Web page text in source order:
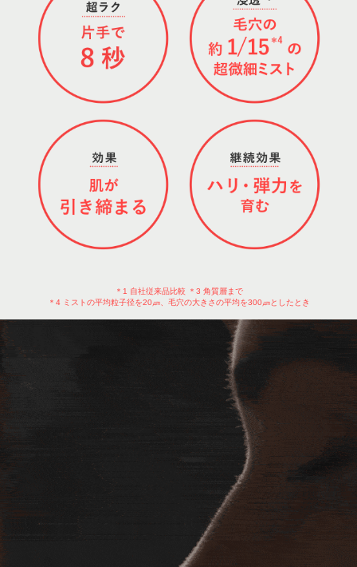
＊1 自社従来品比較 ＊3 角質層まで
＊4 ミストの平均粒子径を20㎛、毛穴の大きさの平均を300㎛としたとき